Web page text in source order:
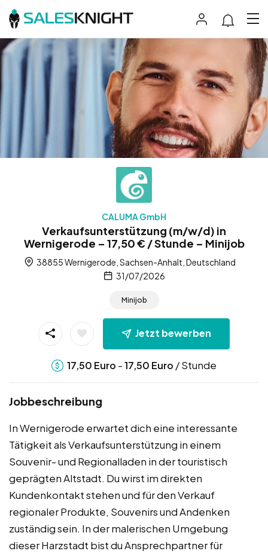
CALUMA GmbH
Verkaufsunterstützung (m/w/d) in
Wernigerode – 17,50 € / Stunde – Minijob
38855 Wernigerode, Sachsen-Anhalt, Deutschland
31/07/2026
Minijob
Jetzt bewerben
17,50 Euro -17,50 Euro / Stunde
Jobbeschreibung
In Wernigerode erwartet dich eine interessante
Tätigkeit als Verkaufsunterstützung in einem
Souvenir- und Regionalladen in der touristisch
geprägten Altstadt. Du wirst im direkten
Kundenkontakt stehen und für den Verkauf
regionaler Produkte, Souvenirs und Andenken
zuständig sein. In der malerischen Umgebung
dieser Harzstadt bist du Ansprechpartner für